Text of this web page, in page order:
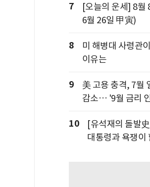
7
[오늘의 운세] 8월
6월 26일 甲寅)
8
미 해병대 사령관
이유는
9
美 고용 충격, 7월
감소… '9월 금리
10
[유석재의 돌발
대통령과 욕쟁이